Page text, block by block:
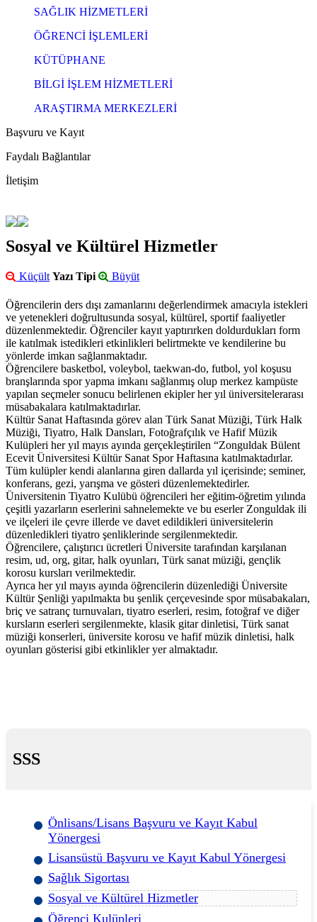
SAĞLIK HİZMETLERİ
ÖĞRENCİ İŞLEMLERİ
KÜTÜPHANE
BİLGİ İŞLEM HİZMETLERİ
ARAŞTIRMA MERKEZLERİ
Başvuru ve Kayıt
Faydalı Bağlantılar
İletişim
Sosyal ve Kültürel Hizmetler
Küçült Yazı Tipi Büyüt
Öğrencilerin ders dışı zamanlarını değerlendirmek amacıyla istekleri
ve yetenekleri doğrultusunda sosyal, kültürel, sportif faaliyetler
düzenlenmektedir. Öğrenciler kayıt yaptırırken doldurdukları form
ile katılmak istedikleri etkinlikleri belirtmekte ve kendilerine bu
yönlerde imkan sağlanmaktadır.
Öğrencilere basketbol, voleybol, taekwan-do, futbol, yol koşusu
branşlarında spor yapma imkanı sağlanmış olup merkez kampüste
yapılan seçmeler sonucu belirlenen ekipler her yıl üniversitelerarası
müsabakalara katılmaktadırlar.
Kültür Sanat Haftasında görev alan Türk Sanat Müziği, Türk Halk
Müziği, Tiyatro, Halk Dansları, Fotoğrafçılık ve Hafif Müzik
Kulüpleri her yıl mayıs ayında gerçekleştirilen “Zonguldak Bülent
Ecevit Üniversitesi Kültür Sanat Spor Haftasına katılmaktadırlar.
Tüm kulüpler kendi alanlarına giren dallarda yıl içerisinde; seminer,
konferans, gezi, yarışma ve gösteri düzenlemektedirler.
Üniversitenin Tiyatro Kulübü öğrencileri her eğitim-öğretim yılında
çeşitli yazarların eserlerini sahnelemekte ve bu eserler Zonguldak ili
ve ilçeleri ile çevre illerde ve davet edildikleri üniversitelerin
düzenledikleri tiyatro şenliklerinde sergilenmektedir.
Öğrencilere, çalıştırıcı ücretleri Üniversite tarafından karşılanan
resim, ud, org, gitar, halk oyunları, Türk sanat müziği, gençlik
korosu kursları verilmektedir.
Ayrıca her yıl mayıs ayında öğrencilerin düzenlediği Üniversite
Kültür Şenliği yapılmakta bu şenlik çerçevesinde spor müsabakaları,
briç ve satranç turnuvaları, tiyatro eserleri, resim, fotoğraf ve diğer
kursların eserleri sergilenmekte, klasik gitar dinletisi, Türk sanat
müziği konserleri, üniversite korosu ve hafif müzik dinletisi, halk
oyunları gösterisi gibi etkinlikler yer almaktadır.
SSS
Önlisans/Lisans Başvuru ve Kayıt Kabul
Yönergesi
Lisansüstü Başvuru ve Kayıt Kabul Yönergesi
Sağlık Sigortası
Sosyal ve Kültürel Hizmetler
Öğrenci Kulüpleri